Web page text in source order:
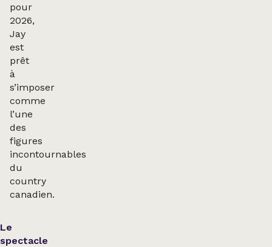
pour
2026,
Jay
est
prêt
à
s’imposer
comme
l’une
des
figures
incontournables
du
country
canadien.
Le
spectacle